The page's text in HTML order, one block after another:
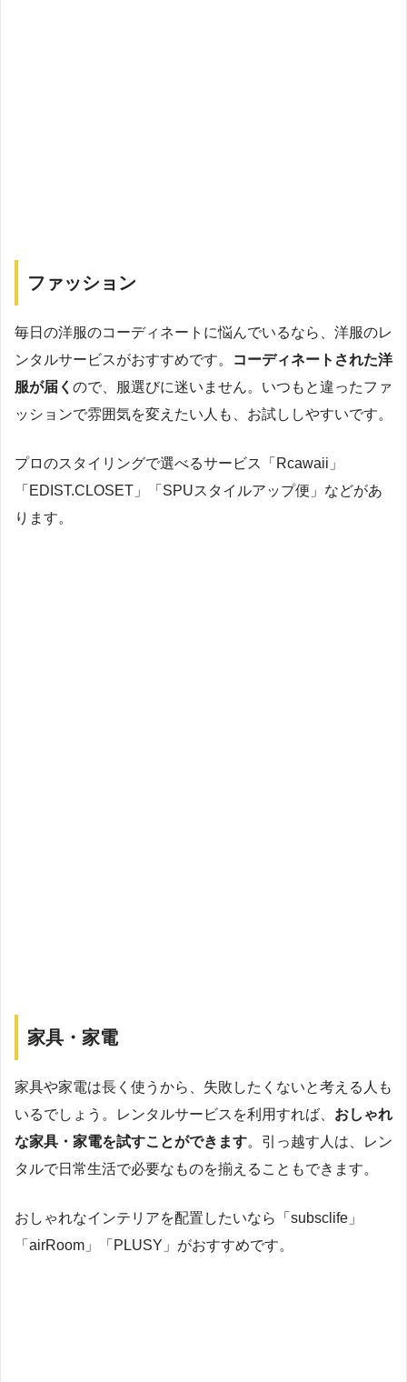
ファッション
毎日の洋服のコーディネートに悩んでいるなら、洋服のレ
ンタルサービスがおすすめです。
コーディネートされた洋
服が届く ので、服選びに迷いません。いつもと違ったファ
ッションで雰囲気を変えたい人も、お試ししやすいです。
プロのスタイリングで選べるサービス「Rcawaii」
「EDIST.CLOSET」「SPUスタイルアップ便」などがあ
ります。
家具・家電
家具や家電は長く使うから、失敗したくないと考える人も
いるでしょう。レンタルサービスを利用すれば、 おしゃれ
な家具・家電を試すことができます。引っ越す人は、レン
タルで日常生活で必要なものを揃えることもできます。
おしゃれなインテリアを配置したいなら「subsclife」
「airRoom」「PLUSY」がおすすめです。